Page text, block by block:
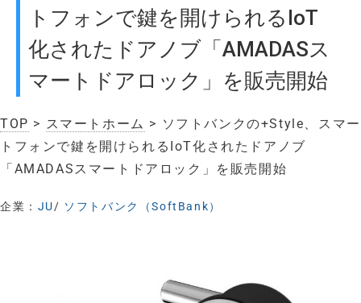
トフォンで鍵を開けられるIoT
化されたドアノブ「AMADASス
マートドアロック」を販売開始
TOP > スマートホーム > ソフトバンクの+Style、スマー
トフォンで鍵を開けられるIoT化されたドアノブ
「AMADASスマートドアロック」を販売開始
企業： JU/ ソフトバンク（SoftBank）